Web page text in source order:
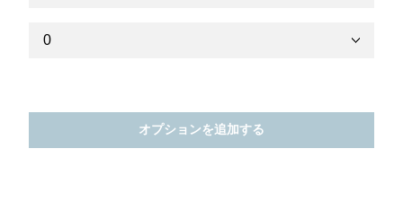
オプションを追加する